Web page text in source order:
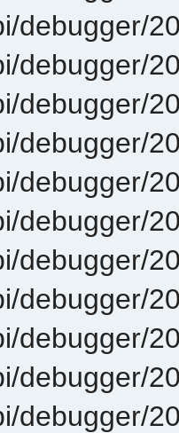
debugger/
debugger/
debugger/
debugger/
debugger/
debugger/
debugger/
debugger/
debugger/
debugger/
debugger/